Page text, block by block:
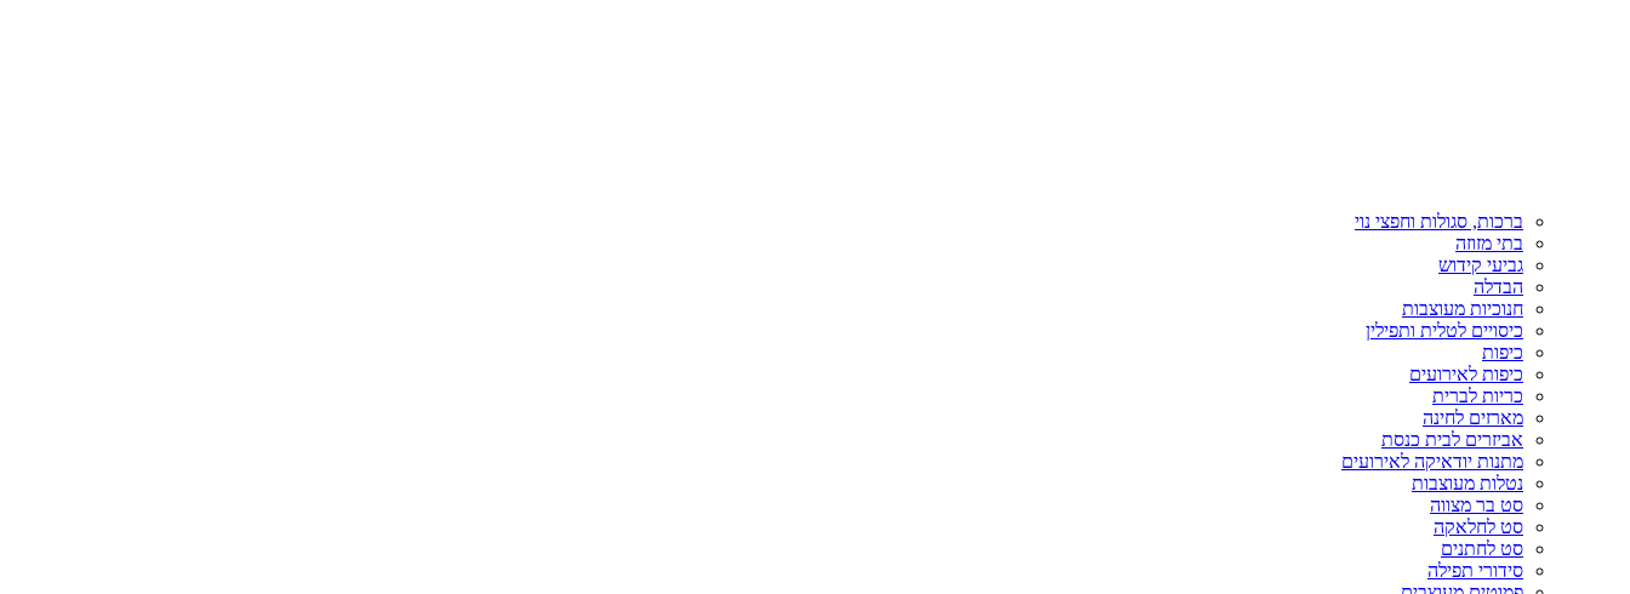
ברכות, סגולות וחפצי נוי
בתי מזוזה
גביעי קידוש
הבדלה
חנוכיות מעוצבות
כיסויים לטלית ותפילין
כיפות
כיפות לאירועים
כריות לברית
מארזים לחינה
אביזרים לבית כנסת
מתנות יודאיקה לאירועים
נטלות מעוצבות
סט בר מצווה
סט לחלאקה
סט לחתנים
סידורי תפילה